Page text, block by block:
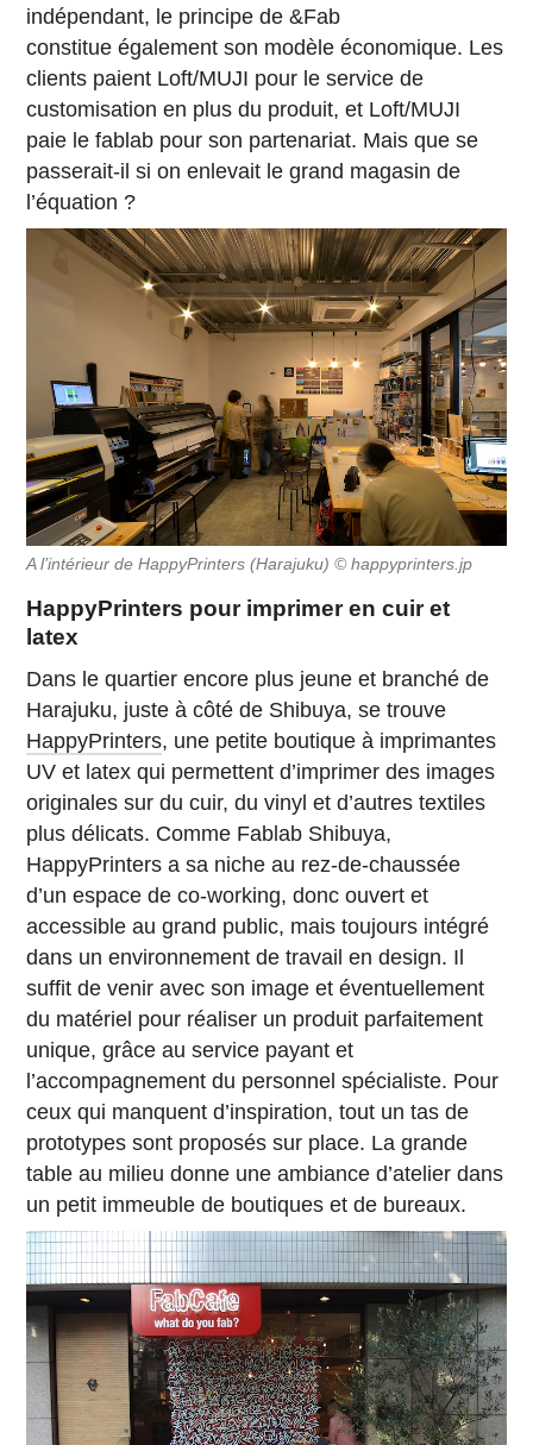
indépendant, le principe de &Fab
constitue également son modèle économique. Les
clients paient Loft/MUJI pour le service de
customisation en plus du produit, et Loft/MUJI
paie le fablab pour son partenariat. Mais que se
passerait-il si on enlevait le grand magasin de
l’équation ?
A l’intérieur de HappyPrinters (Harajuku) © happyprinters.jp
HappyPrinters pour imprimer en cuir et
latex
Dans le quartier encore plus jeune et branché de
Harajuku, juste à côté de Shibuya, se trouve
HappyPrinters, une petite boutique à imprimantes
UV et latex qui permettent d’imprimer des images
originales sur du cuir, du vinyl et d’autres textiles
plus délicats. Comme Fablab Shibuya,
HappyPrinters a sa niche au rez-de-chaussée
d’un espace de co-working, donc ouvert et
accessible au grand public, mais toujours intégré
dans un environnement de travail en design. Il
suffit de venir avec son image et éventuellement
du matériel pour réaliser un produit parfaitement
unique, grâce au service payant et
l’accompagnement du personnel spécialiste. Pour
ceux qui manquent d’inspiration, tout un tas de
prototypes sont proposés sur place. La grande
table au milieu donne une ambiance d’atelier dans
un petit immeuble de boutiques et de bureaux.